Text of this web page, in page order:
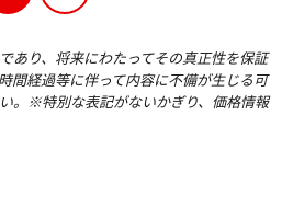
あり、将来にわたってその真正性を保証
間経過等に伴って内容に不備が生じる可
。※特別な表記がないかぎり、価格情報